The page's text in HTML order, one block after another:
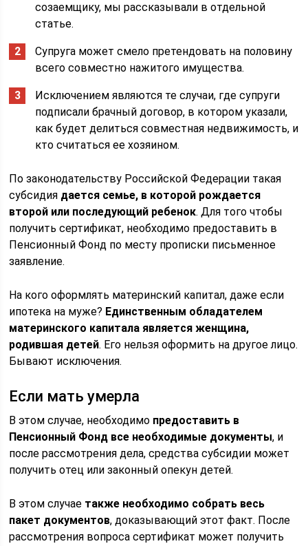
созаемщику, мы рассказывали в отдельной
статье.
Супруга может смело претендовать на половину
всего совместно нажитого имущества.
Исключением являются те случаи, где супруги
подписали брачный договор, в котором указали,
как будет делиться совместная недвижимость, и
кто считаться ее хозяином.
По законодательству Российской Федерации такая
субсидия дается семье, в которой рождается
второй или последующий ребенок. Для того чтобы
получить сертификат, необходимо предоставить в
Пенсионный Фонд по месту прописки письменное
заявление.
На кого оформлять материнский капитал, даже если
ипотека на муже? Единственным обладателем
материнского капитала является женщина,
родившая детей. Его нельзя оформить на другое лицо.
Бывают исключения.
Если мать умерла
В этом случае, необходимо предоставить в
Пенсионный Фонд все необходимые документы, и
после рассмотрения дела, средства субсидии может
получить отец или законный опекун детей.
В этом случае также необходимо собрать весь
пакет документов, доказывающий этот факт. После
рассмотрения вопроса сертификат может получить